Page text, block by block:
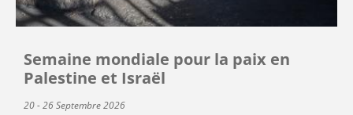
Semaine mondiale pour la paix en
Palestine et Israël
20 - 26 Septembre 2026